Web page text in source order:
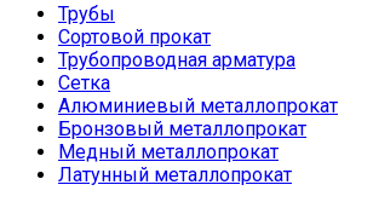
Трубы
Сортовой прокат
Трубопроводная арматура
Сетка
Алюминиевый металлопрокат
Бронзовый металлопрокат
Медный металлопрокат
Латунный металлопрокат